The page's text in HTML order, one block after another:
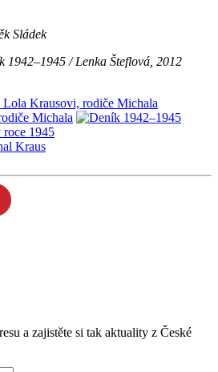
Sládek
/ Lenka Šteflová, 2012
a zajistěte si tak aktuality z České